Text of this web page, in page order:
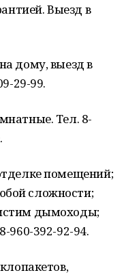
Выезд в
дому, выезд в
29-99.
Тел. 8-
помещений;
сложности;
дымоходы;
960-392-92-94.